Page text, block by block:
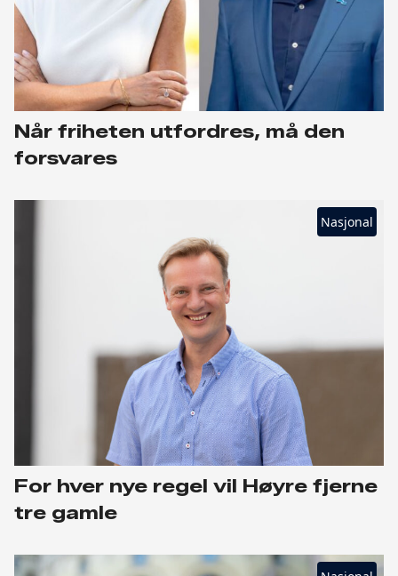
Når friheten utfordres, må den
forsvares
Nasjonal
For hver nye regel vil Høyre fjerne
tre gamle